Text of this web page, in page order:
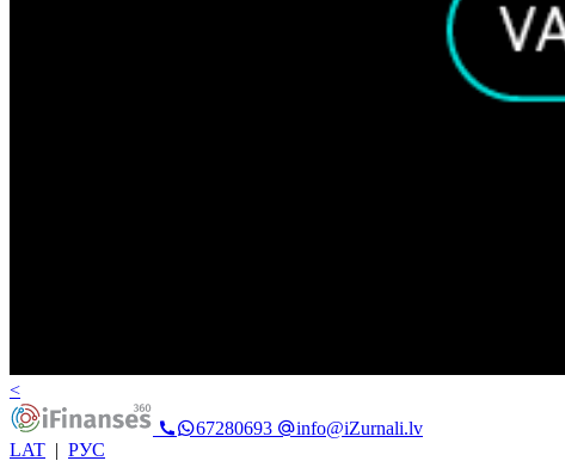
<
67280693
info@iZurnali.lv
LAT | РУС